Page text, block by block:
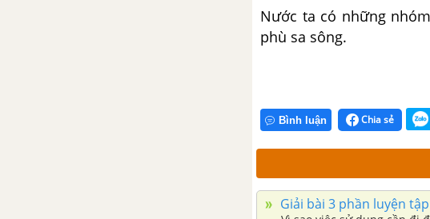
Nước ta có những
phù sa sông.
Bình luận Chia sẻ
Giải bài 3 phần luyện